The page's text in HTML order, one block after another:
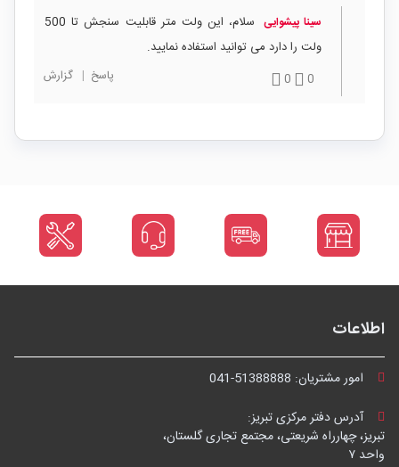
سینا پیشوایی
سلام، این ولت متر قابلیت سنجش تا 500
ولت را دارد می توانید استفاده نمایید.
0
0 پاسخ | گزارش
اطلاعات
امور مشتریان: 041-51388888
آدرس دفتر مرکزی تبریز:
تبریز، چهارراه شریعتی، مجتمع تجاری گلستان،
واحد ۷